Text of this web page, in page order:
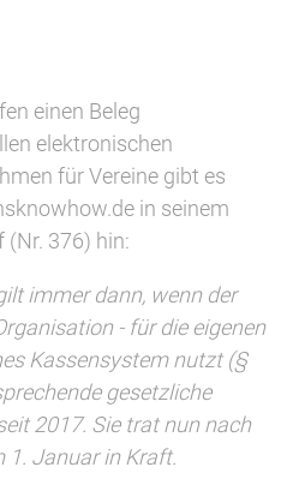
einen Beleg
elektronischen
für Vereine gibt es
in seinem
(Nr. 376) hin:
immer dann, wenn der
- für die eigenen
Kassensystem nutzt (§
gesetzliche
2017. Sie trat nun nach
1. Januar in Kraft.